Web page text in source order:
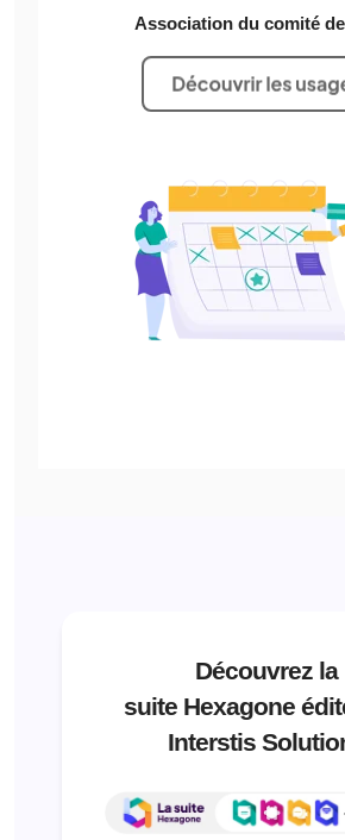
Association du comité
Découvrez la
suite Hexagone
Interstis